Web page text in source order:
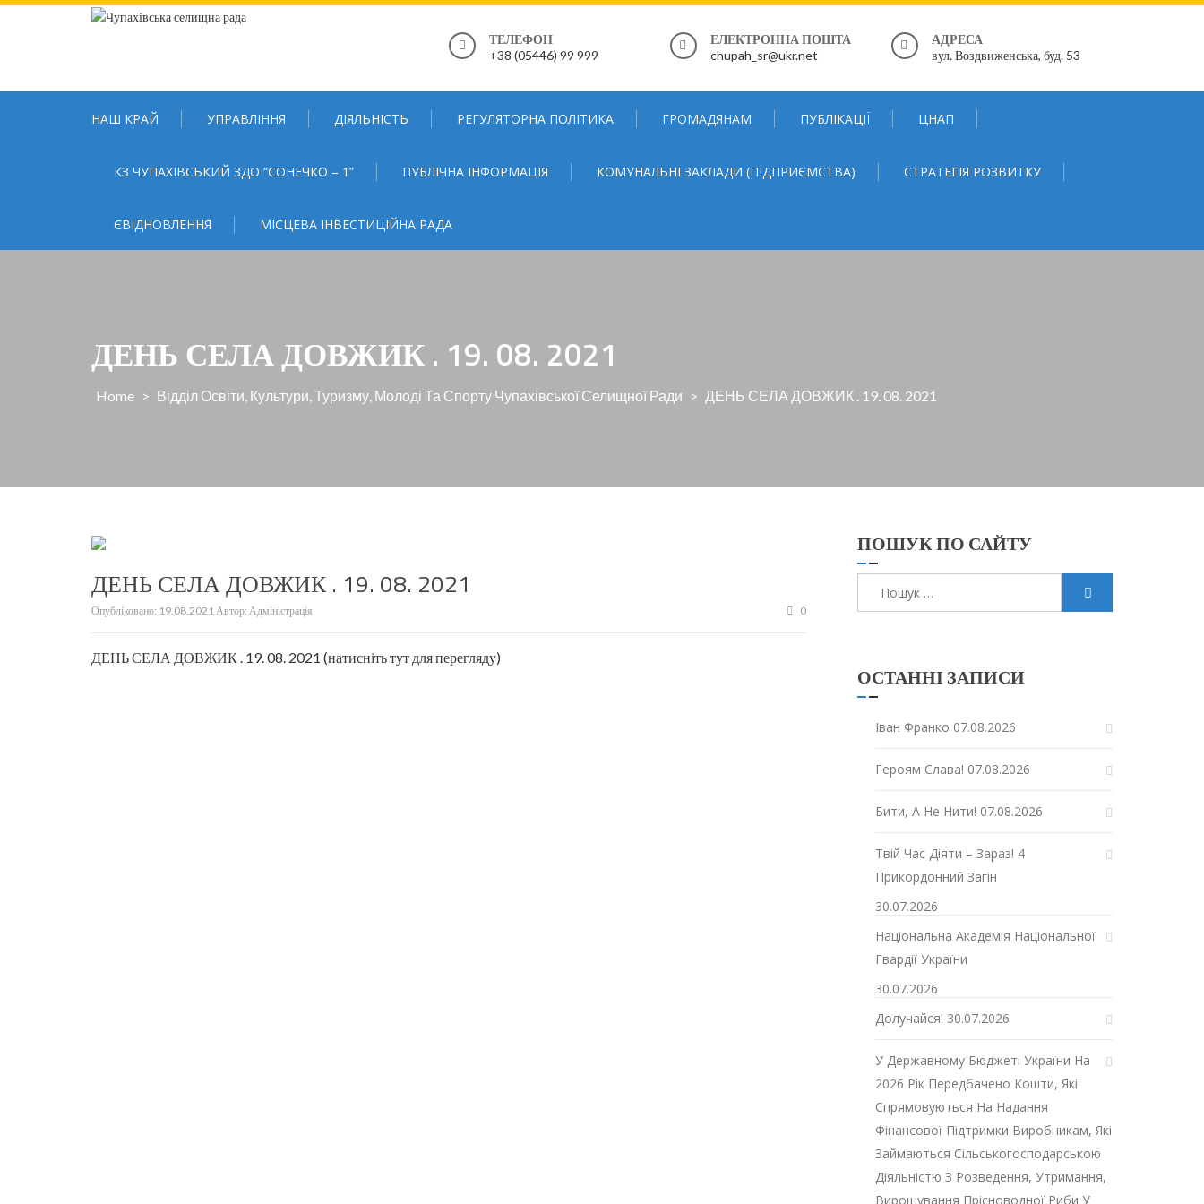
Skip
ТЕЛЕФОН
+38 (05446) 99 999
ЕЛЕКТРОННА ПОШТА
chupah_sr@ukr.net
АДРЕСА
вул. Воздвиженська, буд. 53
НАШ КРАЙ УПРАВЛІННЯ ДІЯЛЬНІСТЬ РЕГУЛЯТОРНА ПОЛІТИКА ГРОМАДЯНАМ ПУБЛІКАЦІЇ ЦНАП
КЗ ЧУПАХІВСЬКИЙ ЗДО “СОНЕЧКО – 1” ПУБЛІЧНА ІНФОРМАЦІЯ КОМУНАЛЬНІ ЗАКЛАДИ (ПІДПРИЄМСТВА) СТРАТЕГІЯ РОЗВИТКУ
ЄВІДНОВЛЕННЯ МІСЦЕВА ІНВЕСТИЦІЙНА РАДА
ДЕНЬ СЕЛА ДОВЖИК . 19. 08. 2021
Home > Відділ Освіти, Культури, Туризму, Молоді Та Спорту Чупахівської Селищної Ради > ДЕНЬ СЕЛА ДОВЖИК . 19. 08. 2021
ДЕНЬ СЕЛА ДОВЖИК . 19. 08. 2021
Опубліковано: 19.08.2021Автор: Адміністрація 0
ДЕНЬ СЕЛА ДОВЖИК . 19. 08. 2021 (натисніть тут для перегляду)
ПОШУК ПО САЙТУ
ОСТАННІ ЗАПИСИ
Іван Франко 07.08.2026
Героям Слава! 07.08.2026
Бити, А Не Нити! 07.08.2026
Твій Час Діяти – Зараз! 4
Прикордонний Загін
30.07.2026
Національна Академія Національної
Гвардії України
30.07.2026
Долучайся! 30.07.2026
У Державному Бюджеті України На
2026 Рік Передбачено Кошти, Які
Спрямовуються На Надання
Фінансової Підтримки Виробникам, Які
Займаються Сільськогосподарською
Діяльністю З Розведення, Утримання,
Вирощування Прісноводної Риби У